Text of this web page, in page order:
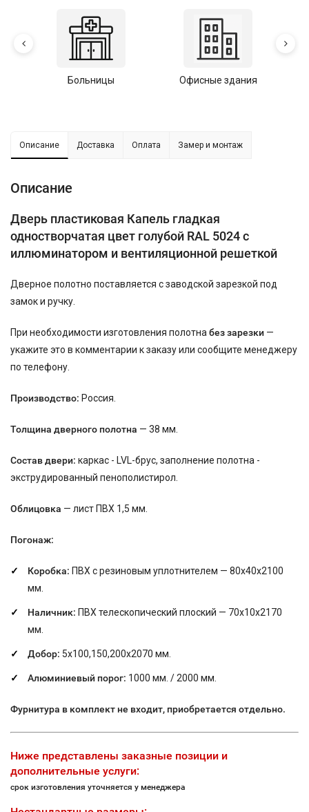
Больницы Офисные здания
Описание Доставка Оплата Замер и монтаж
Описание
Дверь пластиковая Капель гладкая
одностворчатая цвет голубой RAL 5024 с
иллюминатором и вентиляционной решеткой
Дверное полотно поставляется с заводской зарезкой под
замок и ручку.
При необходимости изготовления полотна без зарезки —
укажите это в комментарии к заказу или сообщите менеджеру
по телефону.
Производство: Россия.
Толщина дверного полотна — 38 мм.
Состав двери: каркас - LVL-брус, заполнение полотна -
экструдированный пенополистирол.
Облицовка — лист ПВХ 1,5 мм.
Погонаж:
Коробка: ПВХ с резиновым уплотнителем — 80х40х2100
мм.
Наличник: ПВХ телескопический плоский — 70х10х2170
мм.
Добор: 5х100,150,200х2070 мм.
Алюминиевый порог: 1000 мм. / 2000 мм.
Фурнитура в комплект не входит, приобретается отдельно.
Ниже представлены заказные позиции и
дополнительные услуги:
срок изготовления уточняется у менеджера